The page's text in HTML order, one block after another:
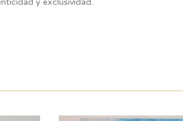
y exclusividad..